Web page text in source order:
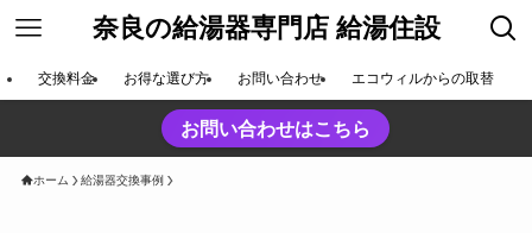
奈良の給湯器専門店 給湯住設
交換料金 お得な選び方 お問い合わせ エコウィルからの取替
お問い合わせはこちら
ホーム 給湯器交換事例